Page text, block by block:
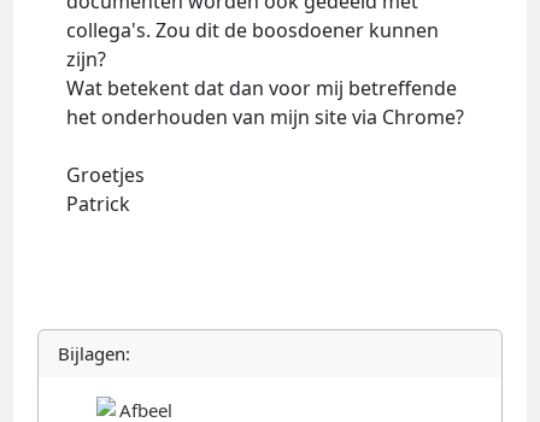
collega's. Zou dit de boosdoener kunnen
zijn?
Wat betekent dat dan voor mij betreffende
het onderhouden van mijn site via Chrome?
Groetjes
Patrick
Bijlagen: